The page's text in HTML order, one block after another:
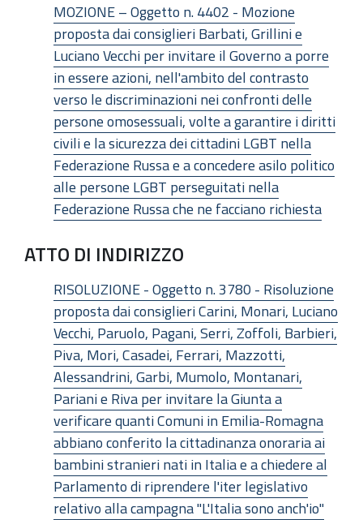
MOZIONE – Oggetto n. 4402 - Mozione
proposta dai consiglieri Barbati, Grillini e
Luciano Vecchi per invitare il Governo a porre
in essere azioni, nell'ambito del contrasto
verso le discriminazioni nei confronti delle
persone omosessuali, volte a garantire i diritti
civili e la sicurezza dei cittadini LGBT nella
Federazione Russa e a concedere asilo politico
alle persone LGBT perseguitati nella
Federazione Russa che ne facciano richiesta
ATTO DI INDIRIZZO
RISOLUZIONE - Oggetto n. 3780 - Risoluzione
proposta dai consiglieri Carini, Monari, Luciano
Vecchi, Paruolo, Pagani, Serri, Zoffoli, Barbieri,
Piva, Mori, Casadei, Ferrari, Mazzotti,
Alessandrini, Garbi, Mumolo, Montanari,
Pariani e Riva per invitare la Giunta a
verificare quanti Comuni in Emilia-Romagna
abbiano conferito la cittadinanza onoraria ai
bambini stranieri nati in Italia e a chiedere al
Parlamento di riprendere l'iter legislativo
relativo alla campagna "L'Italia sono anch'io"